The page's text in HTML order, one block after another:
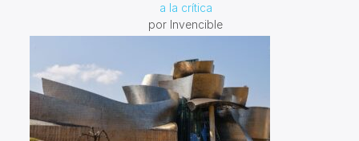
a la crítica
por Invencible